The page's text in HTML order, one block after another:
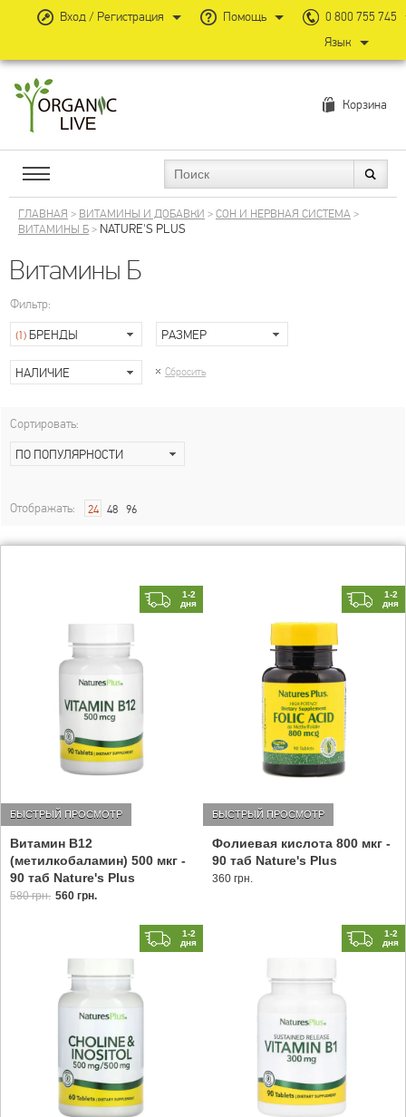
Корзина
ГЛАВНАЯ > ВИТАМИНЫ И ДОБАВКИ >СОН И НЕРВНАЯ СИСТЕМА>
ВИТАМИНЫ Б> NATURE'S PLUS
Витамины Б
Фильтр:
(1) БРЕНДЫ РАЗМЕР
НАЛИЧИЕ Сбросить
Сортировать:
ПО ПОПУЛЯРНОСТИ
Отображать: 24 48 96
1-2
дня
Витамин B12
(метилкобаламин) 500 мкг -
90 таб Nature's Plus
БЫСТРЫЙ ПРОСМОТР
580 грн. 560 грн.
1-2
дня
Фолиевая кислота 800 мкг -
90 таб Nature's Plus
БЫСТРЫЙ ПРОСМОТР
360 грн.
1-2
дня
1-2
дня
Вход / Регистрация Помощь
0 800 755 745
Язык